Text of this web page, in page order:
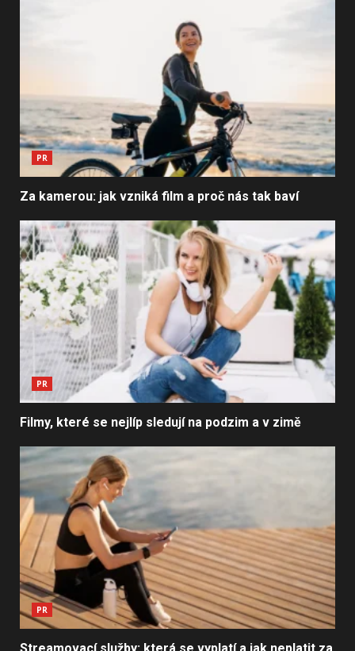
PR
Za kamerou: jak vzniká film a proč nás tak baví
PR
Filmy, které se nejlíp sledují na podzim a v zimě
PR